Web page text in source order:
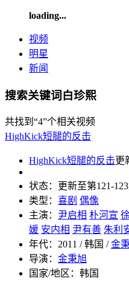
loading...
视频
明星
新闻
搜索关键词白珍熙
共找到 “4”个相关视频
HighKick短腿的反击
HighKick短腿的反击更
状态：
更新至第121-
类型： 喜剧 偶像
主演： 尹启相 朴河宣
媛 安内相 尹有善 朱利
年代： 2011 / 韩国 /金
导演： 金秉旭
国家/地区： 韩国